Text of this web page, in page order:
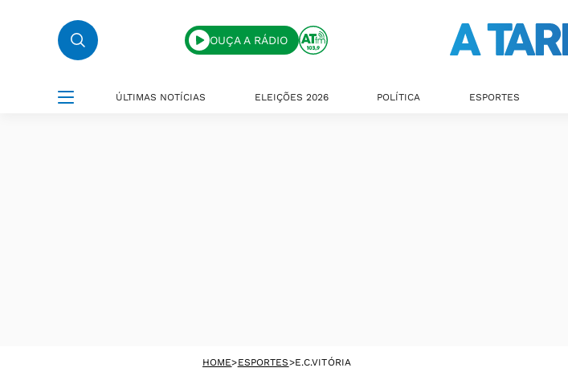
OUÇA A RÁDIO
ÚLTIMAS NOTÍCIAS ELEIÇÕES 2026 POLÍTICA ESPORTES
HOME>ESPORTES>E.C.VITÓRIA